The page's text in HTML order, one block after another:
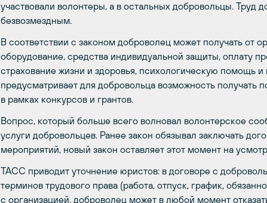
участвовали волонтеры, а в остальных добровольцы. Труд
безвозмездным.
В соответствии с законом доброволец может получать от
оборудование, средства индивидуальной защиты, оплату
страхование жизни и здоровья, психологическую помощь
предусматривает для добровольца возможность получать
в рамках конкурсов и грантов.
Вопрос, который больше всего волновал волонтерское
услуги добровольцев. Ранее закон обязывал заключать
мероприятий, новый закон оставляет этот момент на
ТАСС приводит уточнение юристов: в договоре с
терминов трудового права (работа, отпуск, график,
с организацией, доброволец может в любой момент